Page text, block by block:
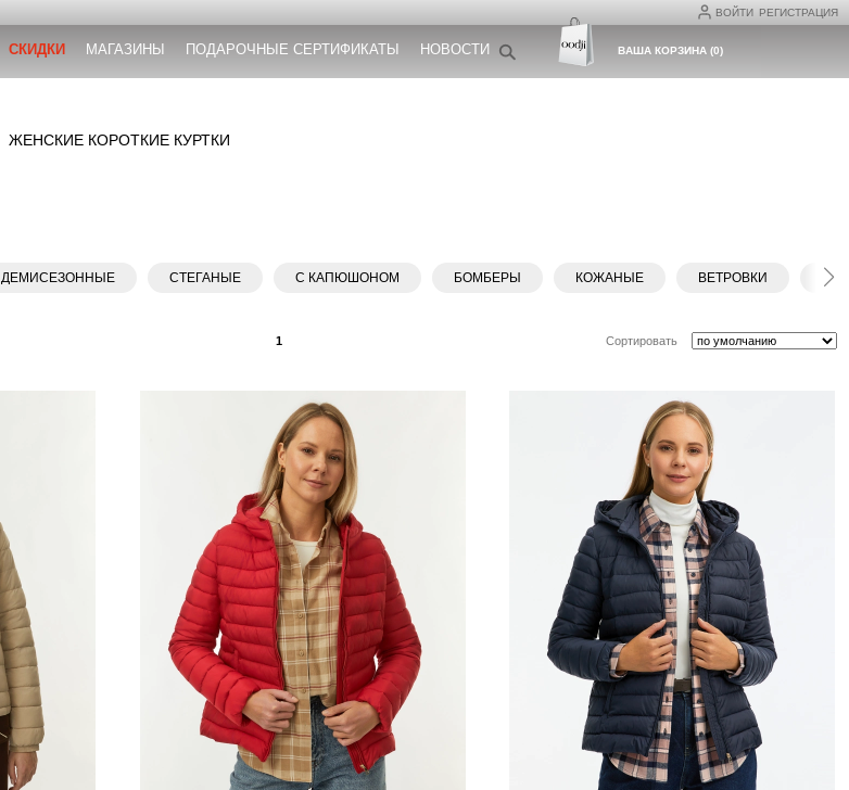
ВОЙТИ РЕГИСТРАЦИЯ
СКИДКИ МАГАЗИНЫ ПОДАРОЧНЫЕ СЕРТИФИКАТЫ НОВОСТИ ВАША КОРЗИНА(0)
ЖЕНСКИЕ КОРОТКИЕ КУРТКИ
ДЕМИСЕЗОННЫЕ СТЕГАНЫЕ С КАПЮШОНОМ БОМБЕРЫ КОЖАНЫЕ ВЕТРОВКИ
1 Сортировать